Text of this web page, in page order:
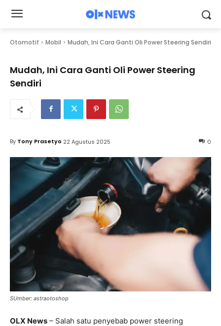
Otomotif Mobil Mudah, Ini Cara Ganti Oli Power Steering Sendiri
Mudah, Ini Cara Ganti Oli Power Steering
Sendiri
0
By Tony Prasetyo 22 Agustus 2025
SUmber: astraotoshop
OLX News – Salah satu penyebab power steering